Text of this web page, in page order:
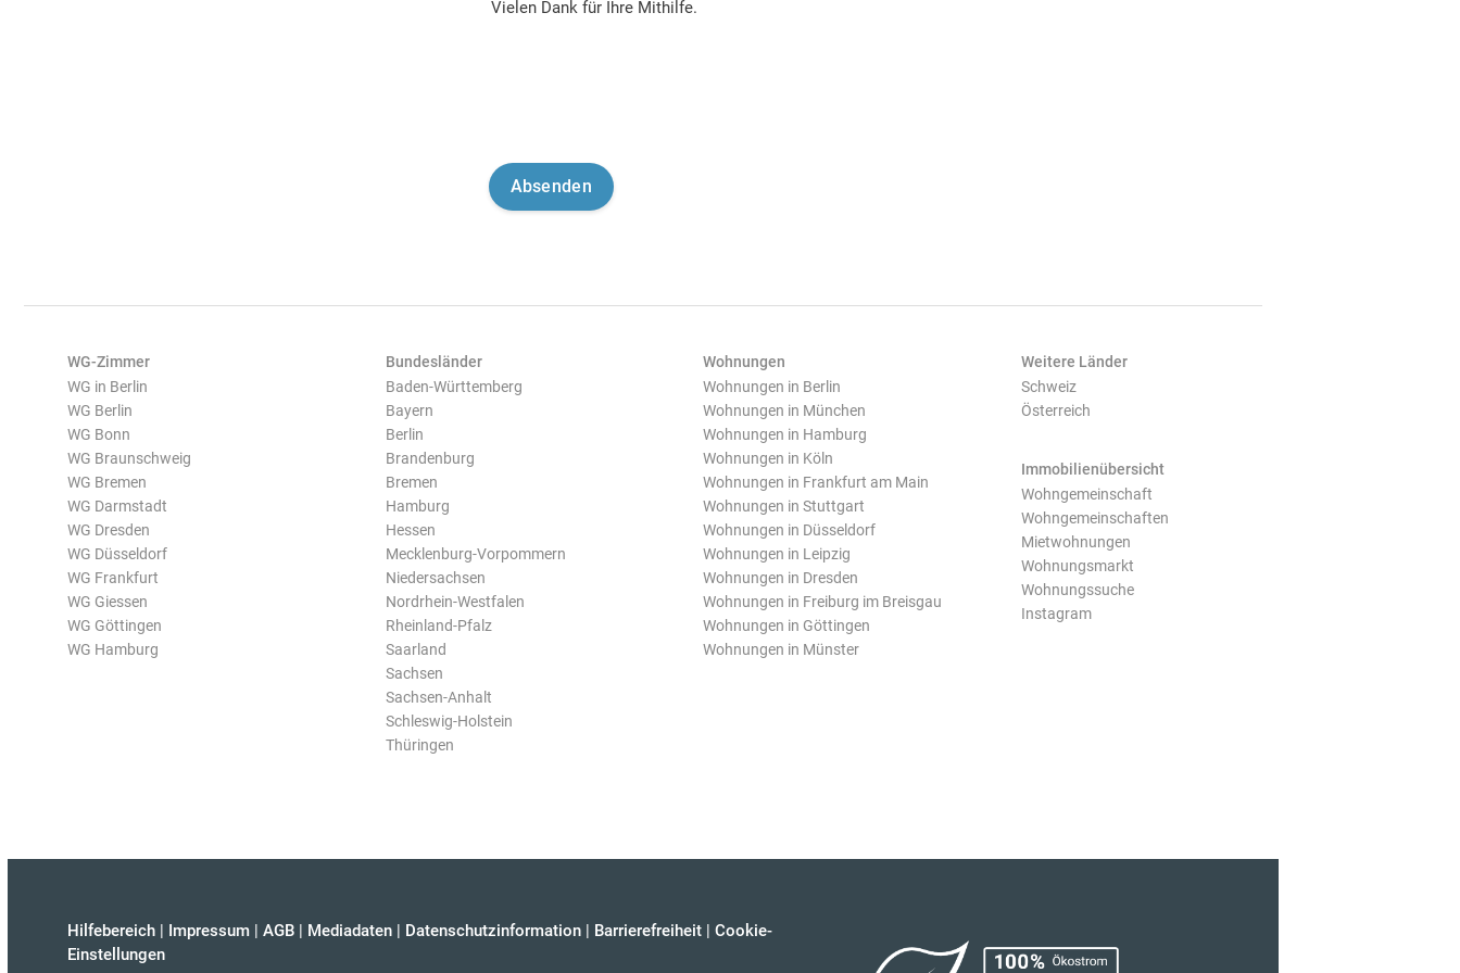
Vielen Dank für Ihre Mithilfe.
WG-Zimmer
WG in Berlin
WG Berlin
WG Bonn
WG Braunschweig
WG Bremen
WG Darmstadt
WG Dresden
WG Düsseldorf
WG Frankfurt
WG Giessen
WG Göttingen
WG Hamburg
Bundesländer
Baden-Württemberg
Bayern
Berlin
Brandenburg
Bremen
Hamburg
Hessen
Mecklenburg-Vorpommern
Niedersachsen
Nordrhein-Westfalen
Rheinland-Pfalz
Saarland
Sachsen
Sachsen-Anhalt
Schleswig-Holstein
Thüringen
Wohnungen
Wohnungen in Berlin
Wohnungen in München
Wohnungen in Hamburg
Wohnungen in Köln
Wohnungen in Frankfurt am Main
Wohnungen in Stuttgart
Wohnungen in Düsseldorf
Wohnungen in Leipzig
Wohnungen in Dresden
Wohnungen in Freiburg im Breisgau
Wohnungen in Göttingen
Wohnungen in Münster
Weitere Länder
Schweiz
Österreich
Immobilienübersicht
Wohngemeinschaft
Wohngemeinschaften
Mietwohnungen
Wohnungsmarkt
Wohnungssuche
Instagram
Hilfebereich | Impressum | AGB | Mediadaten | Datenschutzinformation | Barrierefreiheit | Cookie-
Einstellungen